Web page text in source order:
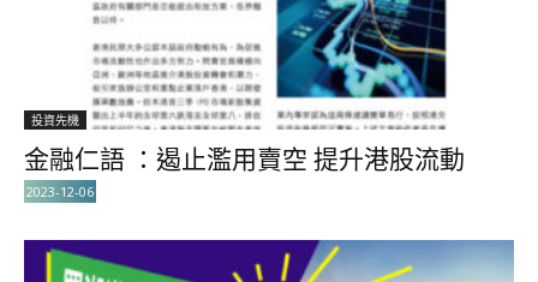
投資先機
金融仁語 ：遏止濫用賣空 提升港股流動
2023-12-06